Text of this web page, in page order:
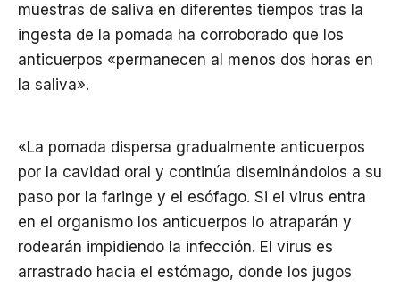
muestras de saliva en diferentes tiempos tras la
ingesta de la pomada ha corroborado que los
anticuerpos «permanecen al menos dos horas en
la saliva».
«La pomada dispersa gradualmente anticuerpos
por la cavidad oral y continúa diseminándolos a su
paso por la faringe y el esófago. Si el virus entra
en el organismo los anticuerpos lo atraparán y
rodearán impidiendo la infección. El virus es
arrastrado hacia el estómago, donde los jugos